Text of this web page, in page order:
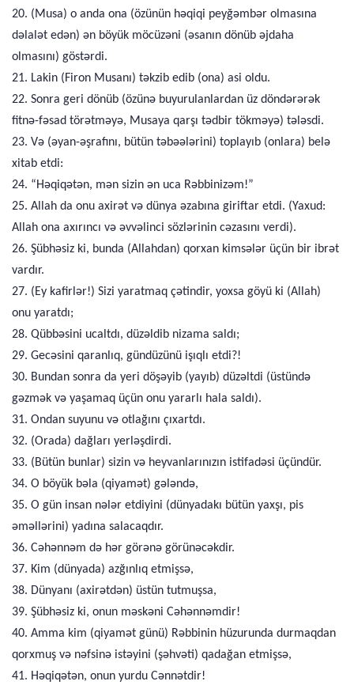
20. (Musa) o anda ona (özünün həqiqi peyğəmbər olmasına
dəlalət edən) ən böyük möcüzəni (əsanın dönüb əjdaha
olmasını) göstərdi.
21. Lakin (Firon Musanı) təkzib edib (ona) asi oldu.
22. Sonra geri dönüb (özünə buyurulanlardan üz döndərərək
fitnə-fəsad törətməyə, Musaya qarşı tədbir tökməyə) tələsdi.
23. Və (əyan-əşrafını, bütün təbəələrini) toplayıb (onlara) belə
xitab etdi:
24. “Həqiqətən, mən sizin ən uca Rəbbinizəm!”
25. Allah da onu axirət və dünya əzabına giriftar etdi. (Yaxud:
Allah ona axırıncı və əvvəlinci sözlərinin cəzasını verdi).
26. Şübhəsiz ki, bunda (Allahdan) qorxan kimsələr üçün bir ibrət
vardır.
27. (Ey kafirlər!) Sizi yaratmaq çətindir, yoxsa göyü ki (Allah)
onu yaratdı;
28. Qübbəsini ucaltdı, düzəldib nizama saldı;
29. Gecəsini qaranlıq, gündüzünü işıqlı etdi?!
30. Bundan sonra da yeri döşəyib (yayıb) düzəltdi (üstündə
gəzmək və yaşamaq üçün onu yararlı hala saldı).
31. Ondan suyunu və otlağını çıxartdı.
32. (Orada) dağları yerləşdirdi.
33. (Bütün bunlar) sizin və heyvanlarınızın istifadəsi üçündür.
34. O böyük bəla (qiyamət) gələndə,
35. O gün insan nələr etdiyini (dünyadakı bütün yaxşı, pis
əməllərini) yadına salacaqdır.
36. Cəhənnəm də hər görənə görünəcəkdir.
37. Kim (dünyada) azğınlıq etmişsə,
38. Dünyanı (axirətdən) üstün tutmuşsa,
39. Şübhəsiz ki, onun məskəni Cəhənnəmdir!
40. Amma kim (qiyamət günü) Rəbbinin hüzurunda durmaqdan
qorxmuş və nəfsinə istəyini (şəhvəti) qadağan etmişsə,
41. Həqiqətən, onun yurdu Cənnətdir!